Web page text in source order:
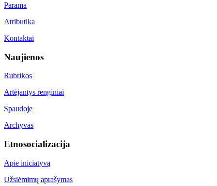
Parama
Atributika
Kontaktai
Naujienos
Rubrikos
Artėjantys renginiai
Spaudoje
Archyvas
Etnosocializacija
Apie iniciatyvą
Užsiėmimų aprašymas